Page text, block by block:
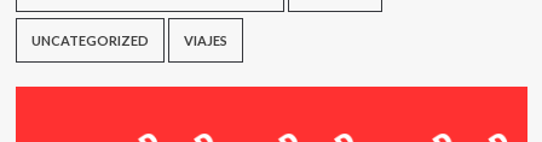
UNCATEGORIZED VIAJES